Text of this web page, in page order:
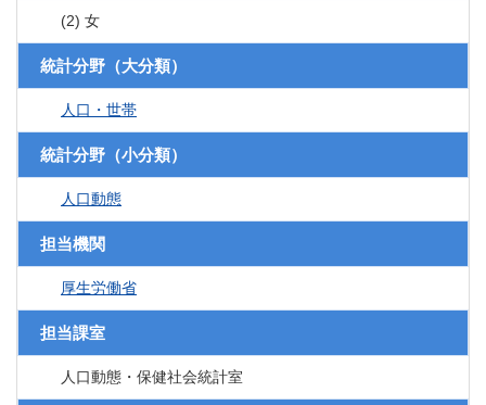
(2) 女
統計分野（大分類）
人口・世帯
統計分野（小分類）
人口動態
担当機関
厚生労働省
担当課室
人口動態・保健社会統計室